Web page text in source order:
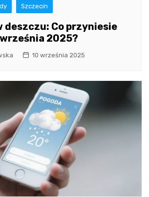
Szczecin
deszczu: Co przyniesie
2025?
10 września 2025